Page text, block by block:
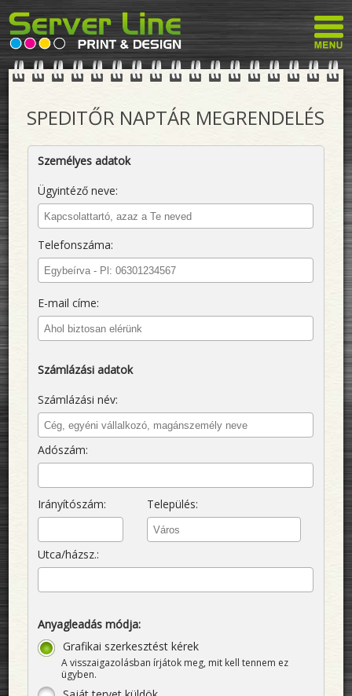
SPEDITŐR NAPTÁR MEGRENDELÉS
Személyes adatok
Ügyintéző neve:
Telefonszáma:
E-mail címe:
Számlázási adatok
Számlázási név:
Adószám:
Irányítószám: Település:
Utca/házsz.:
Anyagleadás módja:
Grafikai szerkesztést kérek
A visszaigazolásban írjátok meg, mit kell tennem ez
ügyben.